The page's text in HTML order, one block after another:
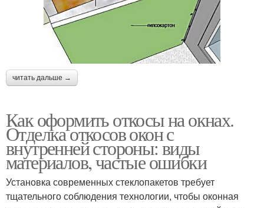
читать дальше →
Как оформить откосы на окнах.
Отделка откосов окон с
внутренней стороны: виды
материалов, частые ошибки
Установка современных стеклопакетов требует
тщательного соблюдения технологии, чтобы оконная